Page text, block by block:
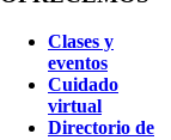
Clases y
eventos
Cuidado
virtual
Directorio de